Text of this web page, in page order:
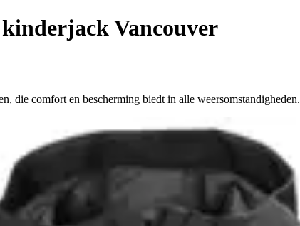
Vancouver
die comfort en bescherming biedt in alle weersomstandigheden.